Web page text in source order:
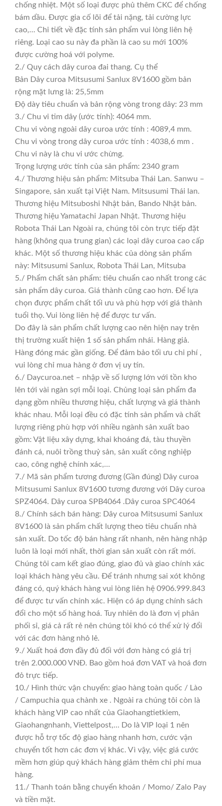
chống nhiệt. Một số loại được phủ thêm CKC để chống
bám dầu. Được gia cố lõi để tải nặng, tải cường lực
cao,… Chi tiết về đặc tính sản phẩm vui lòng liên hệ
riêng. Loại cao su này đa phần là cao su mới 100%
được cường hoá với polyme.
2./ Quy cách dây curoa đai thang. Cụ thể
Bản Dây curoa Mitsusumi Sanlux 8V1600 gồm bản
rộng mặt lưng là: 25,5mm
Độ dày tiêu chuẩn và bản rộng vòng trong dây: 23 mm
3./ Chu vi tim dây (ước tính): 4064 mm.
Chu vi vòng ngoài dây curoa ước tính : 4089,4 mm.
Chu vi vòng trong dây curoa ước tính : 4038,6 mm .
Chu vi này là chu vi ước chừng.
Trọng lượng ước tính của sản phẩm: 2340 gram
4./ Thương hiệu sản phẩm: Mitsuba Thái Lan. Sanwu –
Singapore, sản xuất tại Việt Nam. Mitsusumi Thái lan.
Thương hiệu Mitsuboshi Nhật bản, Bando Nhật bản.
Thương hiệu Yamatachi Japan Nhật. Thương hiệu
Robota Thái Lan Ngoài ra, chúng tôi còn trực tiếp đặt
hàng (không qua trung gian) các loại dây curoa cao cấp
khác. Một số thương hiệu khác của dòng sản phẩm
này: Mitsusumi Sanlux, Robota Thái Lan, Mitsuba
5./ Phẩm chất sản phẩm: tiêu chuẩn cao nhất trong các
sản phẩm dây curoa. Giá thành cũng cao hơn. Để lựa
chọn được phẩm chất tối ưu và phù hợp với giá thành
tuổi thọ. Vui lòng liên hệ để được tư vấn.
Do đây là sản phẩm chất lượng cao nên hiện nay trên
thị trường xuất hiện 1 số sản phẩm nhái. Hàng giả.
Hàng đóng mác gần giống. Để đảm bảo tối ưu chi phí ,
vui lòng chỉ mua hàng ở đơn vị uy tín.
6./ Daycuroa.net – nhập về số lượng lớn với tồn kho
lên tới vài ngàn sợi mỗi loại. Chủng loại sản phẩm đa
dạng gồm nhiều thương hiệu, chất lượng và giá thành
khác nhau. Mỗi loại đều có đặc tính sản phẩm và chất
lượng riêng phù hợp với nhiều ngành sản xuất bao
gồm: Vật liệu xây dựng, khai khoáng đá, tàu thuyền
đánh cá, nuôi trồng thuỷ sản, sản xuất công nghiệp
cao, công nghệ chính xác,…
7./ Mã sản phẩm tương đương (Gần đúng) Dây curoa
Mitsusumi Sanlux 8V1600 tương đương với Dây curoa
SPZ4064. Dây curoa SPB4064 .Dây curoa SPC4064
8./ Chính sách bán hàng: Dây curoa Mitsusumi Sanlux
8V1600 là sản phẩm chất lượng theo tiêu chuẩn nhà
sản xuất. Do tốc độ bán hàng rất nhanh, nên hàng nhập
luôn là loại mới nhất, thời gian sản xuất còn rất mới.
Chúng tôi cam kết giao đúng, giao đủ và giao chính xác
loại khách hàng yêu cầu. Để tránh nhưng sai xót không
đáng có, quý khách hàng vui lòng liên hệ 0906.999.843
để được tư vấn chính xác. Hiện có áp dụng chính sách
đổi cho một số hàng hoá. Tuy nhiên do là đơn vị phân
phối sỉ, giá cả rất rẻ nên chúng tôi khó có thể xử lý đổi
với các đơn hàng nhỏ lẻ.
9./ Xuất hoá đơn đầy đủ đối với đơn hàng có giá trị
trên 2.000.000 VNĐ. Bao gồm hoá đơn VAT và hoá đơn
đỏ trực tiếp.
10./ Hình thức vận chuyển: giao hàng toàn quốc / Lào
/ Campuchia qua chành xe . Ngoài ra chúng tôi còn là
khách hàng VIP cao nhất của Giaohangtietkiem,
Giaohangnhanh, Viettelpost,… Do là VIP loại 1 nên
được hỗ trợ tốc độ giao hàng nhanh hơn, cước vận
chuyển tốt hơn các đơn vị khác. Vì vậy, việc giá cước
mềm hơn giúp quý khách hàng giảm thêm chi phí mua
hàng.
11./ Thanh toán bằng chuyển khoản / Momo/ Zalo Pay
và tiền mặt.